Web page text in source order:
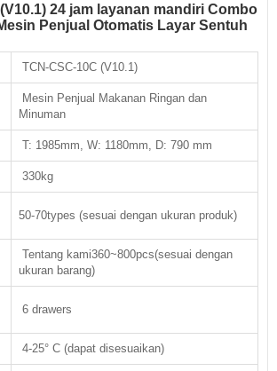
24 jam layanan mandiri Combo
Penjual Otomatis Layar Sentuh
TCN-CSC-10C (V10.1)
Mesin Penjual Makanan Ringan dan
Minuman
T: 1985mm, W: 1180mm, D: 790 mm
330kg
50-70types (sesuai dengan ukuran produk)
Tentang kami360~800pcs(sesuai dengan
ukuran barang)
6 drawers
4-25° C (dapat disesuaikan)